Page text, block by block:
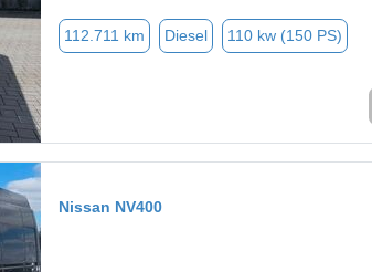
112.711 km Diesel 110 kw (150 PS)
Nissan NV400